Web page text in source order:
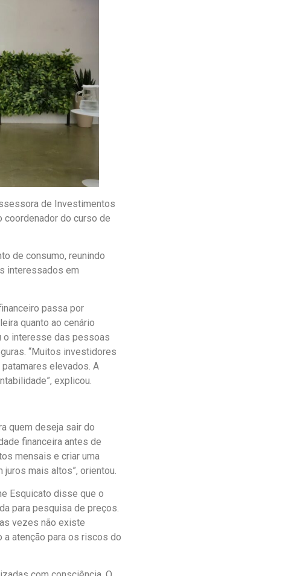
de Investimentos
coordenador do curso de
de consumo, reunindo
interessados em
passa por
quanto ao cenário
o interesse das pessoas
“Muitos investidores
elevados. A
explicou.
quem deseja sair do
financeira antes de
mensais e criar uma
mais altos”, orientou.
Esquicato disse que o
para pesquisa de preços.
vezes não existe
a atenção para os riscos do